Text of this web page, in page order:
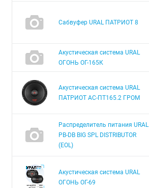
Сабвуфер URAL ПАТРИОТ 8
Акустическая система URAL
ОГОНЬ ОГ-165К
Акустическая система URAL
ПАТРИОТ АС-ПТ165.2 ГРОМ
Распределитель питания URAL
PB-DB BIG SPL DISTRIBUTOR
(EOL)
Акустическая система URAL
ОГОНЬ ОГ-69